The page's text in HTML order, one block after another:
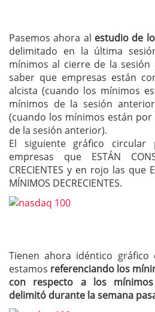
Pasemos ahora al estudio de
delimitado en la última
mínimos al cierre de la sesión
saber que empresas están
alcista (cuando los mínimos
mínimos de la sesión
(cuando los mínimos están
de la sesión anterior).
El siguiente gráfico circular
empresas que ESTÁN
CRECIENTES y en rojo las que
MÍNIMOS DECRECIENTES.
Tienen ahora idéntico gráfico
estamos referenciando los
con respecto a los
delimitó durante la semana